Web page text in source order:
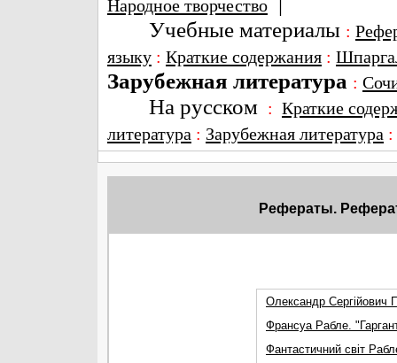
Народное творчество
Учебные материалы :
языку : Краткие содержания :
Зарубежная литература :
На русском : Краткие
литература : Зарубежная литература
Рефераты.
Олександр Сергійович
Франсуа Рабле.
Фантастичний світ